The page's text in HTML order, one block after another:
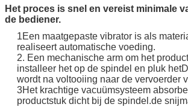
Het proces is snel en vereist minimale
de bediener.
1Een maatgepaste vibrator is als
realiseert automatische voeding.
2. Een mechanische arm om het
installeer het op de spindel en pluk het
wordt na voltooiing naar de vervoerder
3Het krachtige vacuümsysteem
productstuk dicht bij de spindel.de